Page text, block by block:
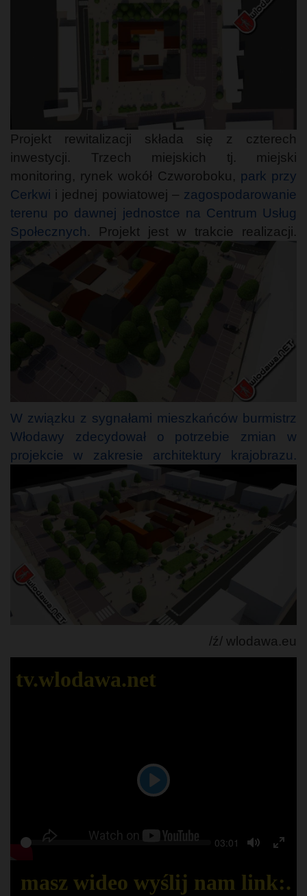
Projekt rewitalizacji składa się z czterech
inwestycji. Trzech miejskich tj. miejski
monitoring, rynek wokół Czworoboku, park przy
Cerkwi i jednej powiatowej – zagospodarowanie
terenu po dawnej jednostce na Centrum Usług
Społecznych. Projekt jest w trakcie realizacji.
W związku z sygnałami mieszkańców burmistrz
Włodawy zdecydował o potrzebie zmian w
projekcie w zakresie architektury krajobrazu.
/ź/ wlodawa.eu
tv.wlodawa.net
Play
Play Seek Current
03:01
masz wideo wyślij nam link:.